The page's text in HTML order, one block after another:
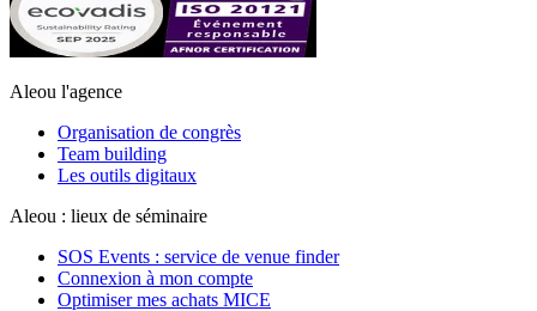
Aleou l'agence
Organisation de congrès
Team building
Les outils digitaux
Aleou : lieux de séminaire
SOS Events : service de venue finder
Connexion à mon compte
Optimiser mes achats MICE